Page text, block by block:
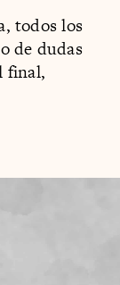
todos los
de dudas
final,